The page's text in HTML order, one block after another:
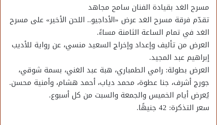
مسرح الغد بقيادة الفنان سامح مجاهد
تقدّم فرقة مسرح الغد عرض «الأداجيو.. اللحن الأخير» على مسرح
الغد في تمام الساعة الثامنة مساءً.
العرض من تأليف وإعداد وإخراج السعيد منسي، عن رواية للأديب
إبراهيم عبد المجيد.
العرض بطولة: رامي الطمباري، هبة عبد الغني، بسمة شوقي،
جورج أشرف، جنا عطوة، محمد دياب، أحمد هشام، وأمنية محسن.
يُعرض أيام الخميس والجمعة والسبت من كل أسبوع.
سعر التذكرة: 42 جنيهًا.